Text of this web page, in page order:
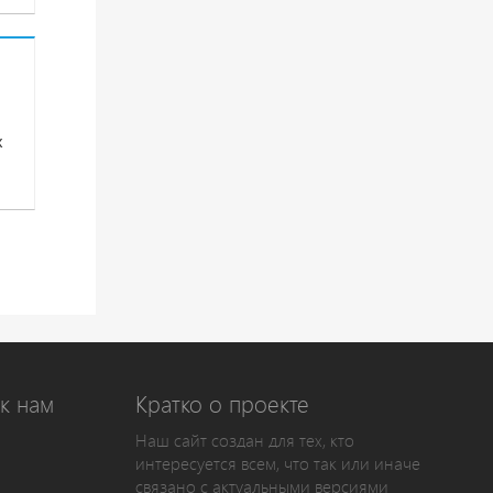
нам Кратко о проекте
Наш сайт создан для тех, кто
интересуется всем, что так или иначе
связано с актуальными версиями